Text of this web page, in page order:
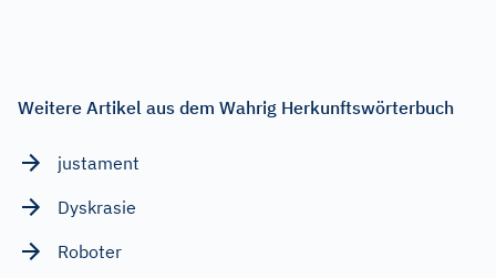
Weitere Artikel aus dem Wahrig Herkunftswörterbuch
justament
Dyskrasie
Roboter